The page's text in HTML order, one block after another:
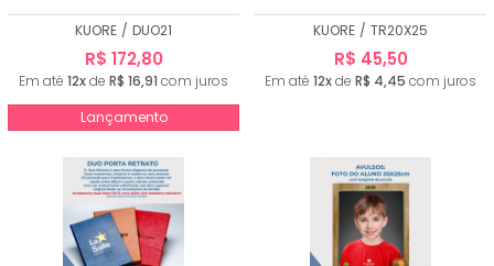
KUORE / DUO21
R$ 172,80
Em até 12xde R$ 16,91 com juros
Lançamento
KUORE / TR20X25
R$ 45,50
Em até 12xde R$ 4,45 com juros